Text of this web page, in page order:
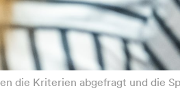
die Kriterien abgefragt und die